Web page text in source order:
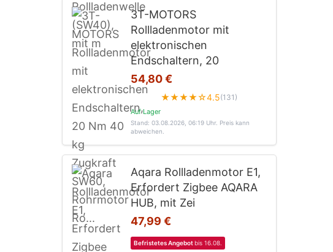
3T-MOTORS
Rollladenmotor mit
elektronischen
Endschaltern, 20
54,80 €
★★★★☆4.5(131)
Auf Lager
Stand: 03.08.2026, 06:19 Uhr. Preis kann
abweichen.
Aqara Rollladenmotor E1,
Erfordert Zigbee AQARA
HUB, mit Zei
47,99 €
Befristetes Angebotbis 16.08.